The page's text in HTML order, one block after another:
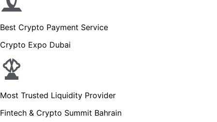
Best Crypto Payment Service
Crypto Expo Dubai
Most Trusted Liquidity Provider
Fintech & Crypto Summit Bahrain